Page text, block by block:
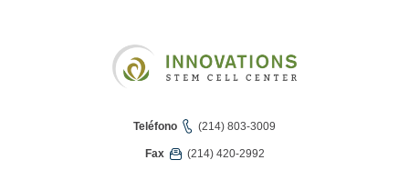
Teléfono (214) 803-3009
Fax (214) 420-2992